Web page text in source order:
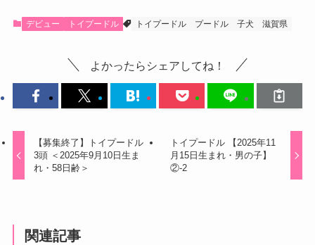
デビュー トイプードル トイプードル プードル 子犬 滋賀県
よかったらシェアしてね！
【募集終了】トイプードル
3頭 ＜2025年9月10日生ま
れ・58日齢＞
トイプードル 【2025年11
月15日生まれ・男の子】
②-2
関連記事